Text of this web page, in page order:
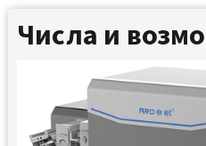
Числа и